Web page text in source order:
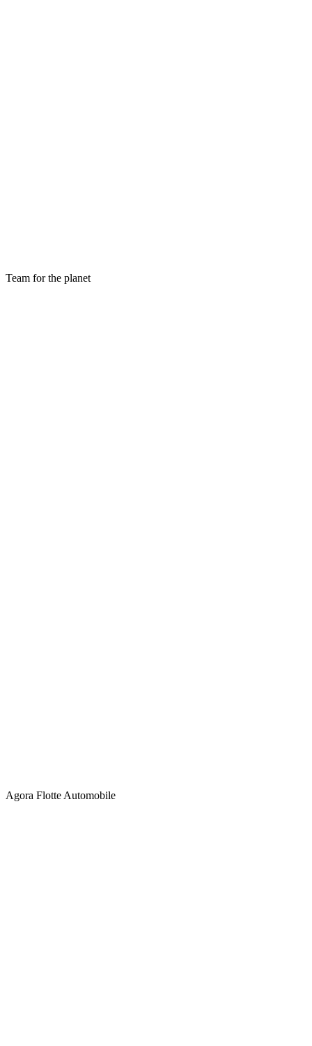
Team for the planet
Agora Flotte Automobile